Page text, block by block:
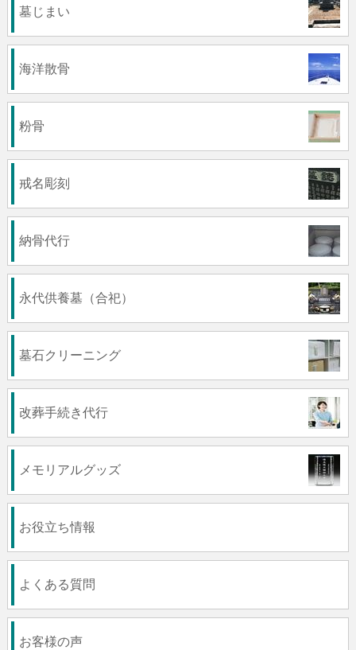
墓じまい
海洋散骨
粉骨
戒名彫刻
納骨代行
永代供養墓（合祀）
墓石クリーニング
改葬手続き代行
メモリアルグッズ
お役立ち情報
よくある質問
お客様の声